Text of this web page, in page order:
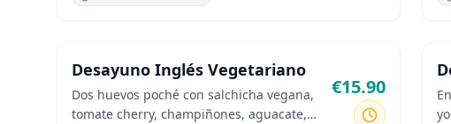
Desayuno Inglés Vegetariano
Dos huevos poché con salchicha vegana,
tomate cherry, champiñones, aguacate,
€15.90